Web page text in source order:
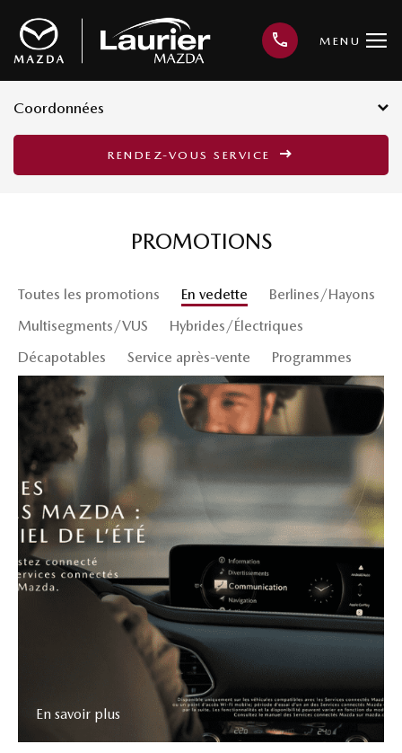
MENU
Coordonnées
3001, avenue Kepler, Québec G1X
RENDEZ-VOUS SERVICE
PROMOTIONS
Toutes les promotions En vedette
Berlines/Hayons
Multisegments/VUS
Hybrides/Électriques
Décapotables
Service après-vente Programmes
En savoir plus